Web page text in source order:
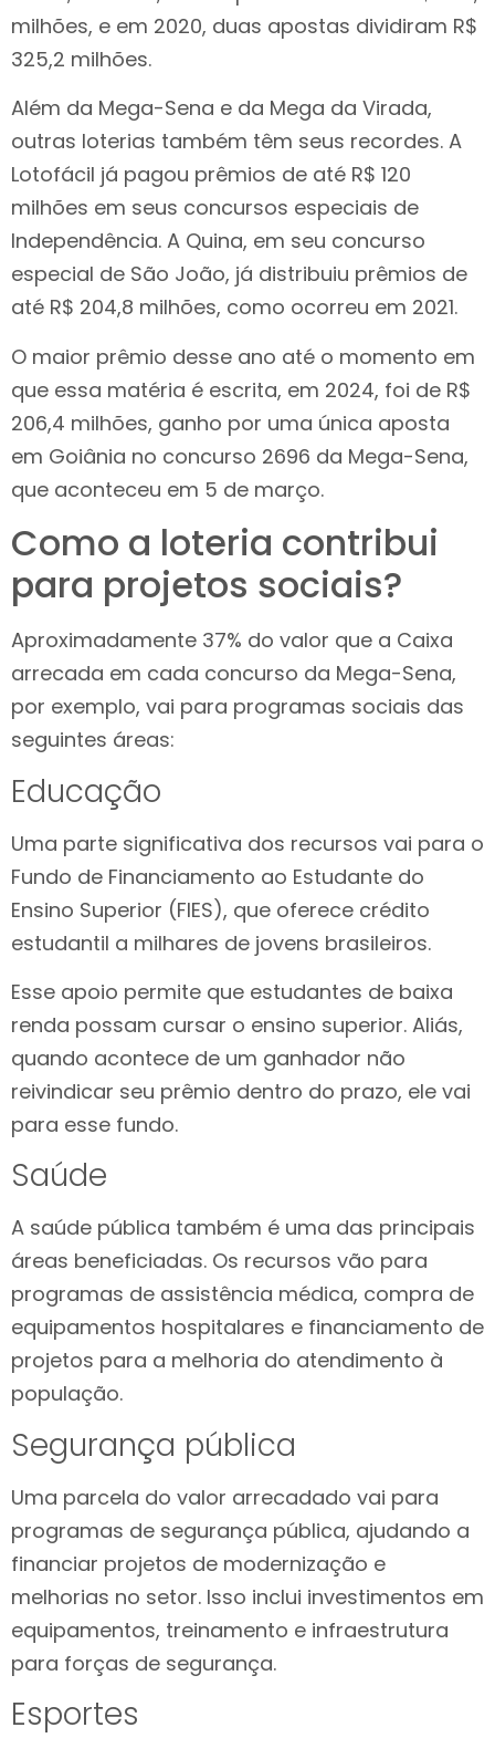
milhões, e em 2020, duas apostas dividiram R$
325,2 milhões.
Além da Mega-Sena e da Mega da Virada,
outras loterias também têm seus recordes. A
Lotofácil já pagou prêmios de até R$ 120
milhões em seus concursos especiais de
Independência. A Quina, em seu concurso
especial de São João, já distribuiu prêmios de
até R$ 204,8 milhões, como ocorreu em 2021.
O maior prêmio desse ano até o momento em
que essa matéria é escrita, em 2024, foi de R$
206,4 milhões, ganho por uma única aposta
em Goiânia no concurso 2696 da Mega-Sena,
que aconteceu em 5 de março.
Como a loteria contribui
para projetos sociais?
Aproximadamente 37% do valor que a Caixa
arrecada em cada concurso da Mega-Sena,
por exemplo, vai para programas sociais das
seguintes áreas:
Educação
Uma parte significativa dos recursos vai para o
Fundo de Financiamento ao Estudante do
Ensino Superior (FIES), que oferece crédito
estudantil a milhares de jovens brasileiros.
Esse apoio permite que estudantes de baixa
renda possam cursar o ensino superior. Aliás,
quando acontece de um ganhador não
reivindicar seu prêmio dentro do prazo, ele vai
para esse fundo.
Saúde
A saúde pública também é uma das principais
áreas beneficiadas. Os recursos vão para
programas de assistência médica, compra de
equipamentos hospitalares e financiamento de
projetos para a melhoria do atendimento à
população.
Segurança pública
Uma parcela do valor arrecadado vai para
programas de segurança pública, ajudando a
financiar projetos de modernização e
melhorias no setor. Isso inclui investimentos em
equipamentos, treinamento e infraestrutura
para forças de segurança.
Esportes